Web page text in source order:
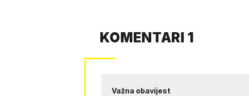
KOMENTARI 1
Važna obavijest